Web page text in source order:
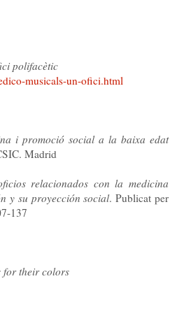
polifacètic
musicals-un-ofici.html
i promoció social a la baixa edat
Madrid
relacionados con la medicina
y su proyección social. Publicat per
137
for their colors